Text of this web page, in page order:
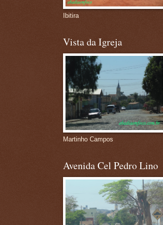
Ibitira
Vista da Igreja
Martinho Campos
Avenida Cel Pedro Lino